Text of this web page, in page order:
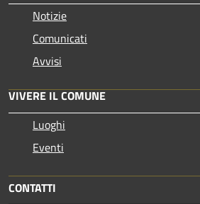
Notizie
Comunicati
Avvisi
VIVERE IL COMUNE
Luoghi
Eventi
CONTATTI